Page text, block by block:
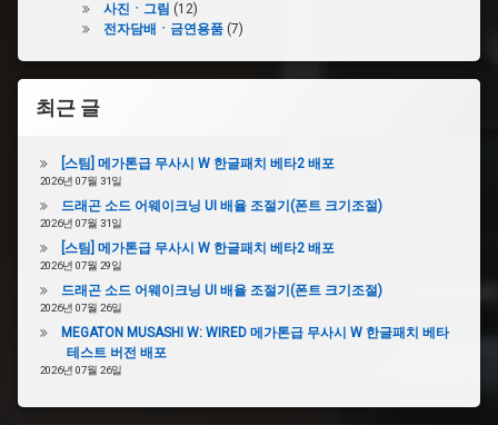
사진ㆍ그림 (12)
전자담배ㆍ금연용품(7)
최근 글
[스팀] 메가톤급 무사시 W 한글패치 베타2 배포
2026년 07월 31일
드래곤 소드 어웨이크닝 UI 배율 조절기(폰트 크기조절)
2026년 07월 31일
[스팀] 메가톤급 무사시 W 한글패치 베타2 배포
2026년 07월 29일
드래곤 소드 어웨이크닝 UI 배율 조절기(폰트 크기조절)
2026년 07월 26일
MEGATON MUSASHI W: WIRED 메가톤급 무사시 W 한글패치 베타
테스트 버전 배포
2026년 07월 26일